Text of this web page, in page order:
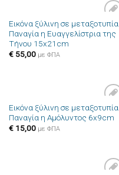
Πρόσθήκη
στην λίστα
Εικόνα ξύλινη σε μεταξοτυπία
Παναγία η Ευαγγελίστρια της
Τήνου 15x21cm
€55,00 με ΦΠΑ
Πρόσθήκη
στην λίστα
Εικόνα ξύλινη σε μεταξοτυπία
Παναγία η Αμόλυντος 6x9cm
€15,00 με ΦΠΑ